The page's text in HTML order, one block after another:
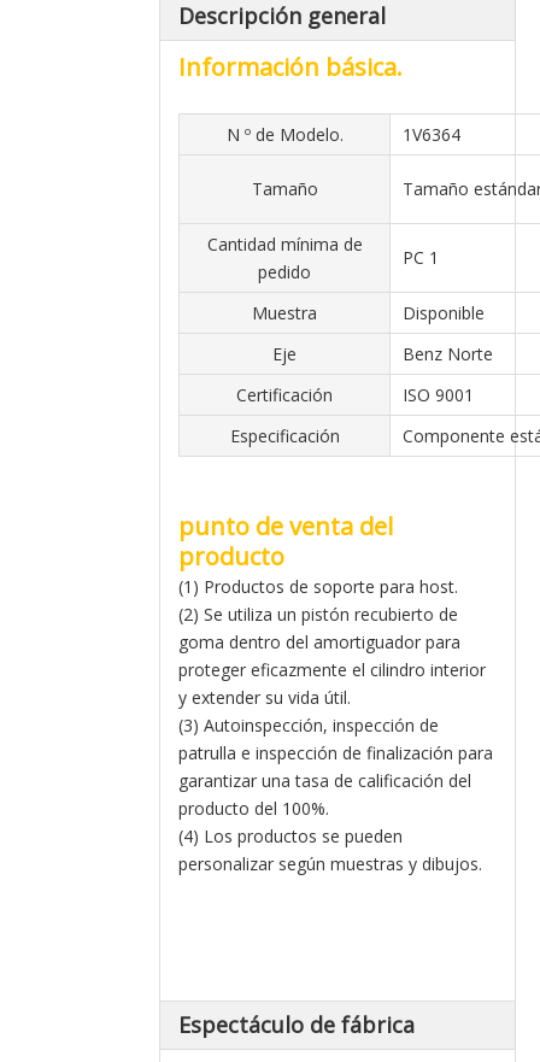
Descripción general
Información básica.
N º de Modelo. 1V6364
Tamaño Tamaño
Cantidad mínima de
pedido
PC 1
Muestra
Disponible
Eje
Benz Norte
Certificación
ISO 9001
Especificación
Componente
punto de venta del
producto
(1) Productos de soporte para host.
(2) Se utiliza un pistón recubierto de
goma dentro del amortiguador para
proteger eficazmente el cilindro interior
y extender su vida útil.
(3) Autoinspección, inspección de
patrulla e inspección de finalización para
garantizar una tasa de calificación del
producto del 100%.
(4) Los productos se pueden
personalizar según muestras y dibujos.
Espectáculo de fábrica